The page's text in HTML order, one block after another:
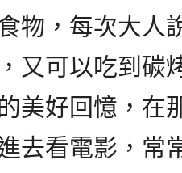
物，每次大人
又可以吃到碳
美好回憶，在
去看電影，常